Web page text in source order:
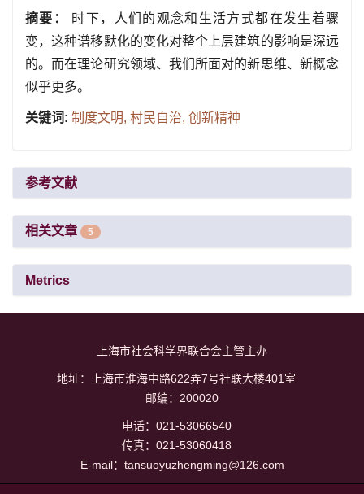
摘要： 时下，人们的观念和生活方式都在发生着骤
变，这种谱移默化的变化对整个上层建筑的影响是深远
的。而在理论研究领域、我们所面对的新思维、新概念
似乎更多。
关键词: 制度文明, 村民自治, 创新精神
参考文献
相关文章 5
Metrics
上海市社会科学界联合会主管主办
地址：上海市淮海中路622弄7号社联大楼401室
邮编：200020
电话：021-53066540
传真：021-53060418
E-mail：tansuoyuzhengming@126.com